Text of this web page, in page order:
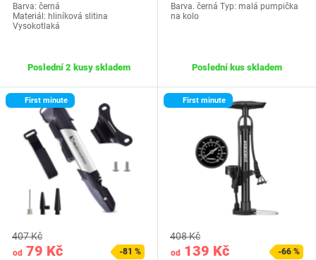
Barva: černá
Materiál: hliníková slitina
Vysokotlaká
Poslední 2 kusy skladem
Barva. černá Typ: malá pumpička
na kolo
Poslední kus skladem
First minute
od 79 Kč
407 Kč
-81 %
First minute
od 139 Kč
408 Kč
-66 %